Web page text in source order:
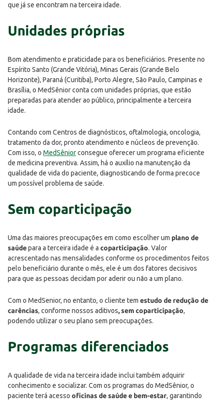
que já se encontram na terceira idade.
Unidades próprias
Bom atendimento e praticidade para os beneficiários. Presente no
Espírito Santo (Grande Vitória), Minas Gerais (Grande Belo
Horizonte), Paraná (Curitiba), Porto Alegre, São Paulo, Campinas e
Brasília, o MedSênior conta com unidades próprias, que estão
preparadas para atender ao público, principalmente a terceira
idade.
Contando com Centros de diagnósticos, oftalmologia, oncologia,
tratamento da dor, pronto atendimento e núcleos de prevenção.
Com isso, o MedSêniorconsegue oferecer um programa eficiente
de medicina preventiva. Assim, há o auxílio na manutenção da
qualidade de vida do paciente, diagnosticando de forma precoce
um possível problema de saúde.
Sem coparticipação
Uma das maiores preocupações em como escolher um plano de
saúdepara a terceira idade é a coparticipação. Valor
acrescentado nas mensalidades conforme os procedimentos feitos
pelo beneficiário durante o mês, ele é um dos fatores decisivos
para que as pessoas decidam por aderir ou não a um plano.
Com o MedSenior, no entanto, o cliente tem estudo de redução de
carências, conforme nossos aditivos, sem coparticipação,
podendo utilizar o seu plano sem preocupações.
Programas diferenciados
A qualidade de vida na terceira idade inclui também adquirir
conhecimento e socializar. Com os programas do MedSênior, o
paciente terá acesso oficinas de saúde e bem-estar, garantindo